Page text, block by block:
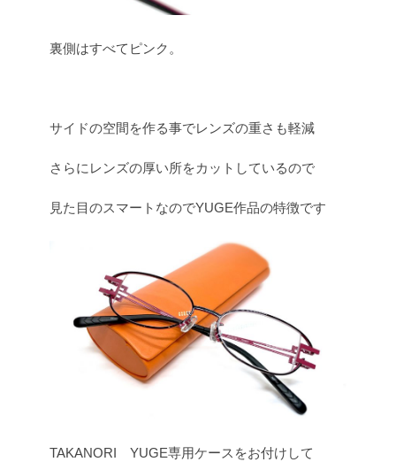
裏側はすべてピンク。
サイドの空間を作る事でレンズの重さも軽減
さらにレンズの厚い所をカットしているので
見た目のスマートなのでYUGE作品の特徴です
TAKANORI YUGE専用ケースをお付けして